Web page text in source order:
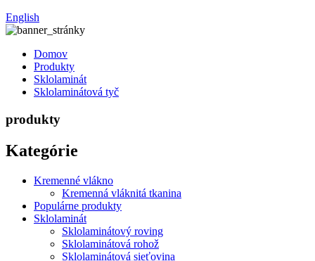
English
Domov
Produkty
Sklolaminát
Sklolaminátová tyč
produkty
Kategórie
Kremenné vlákno
Kremenná vláknitá tkanina
Populárne produkty
Sklolaminát
Sklolaminátový roving
Sklolaminátová rohož
Sklolaminátová sieťovina